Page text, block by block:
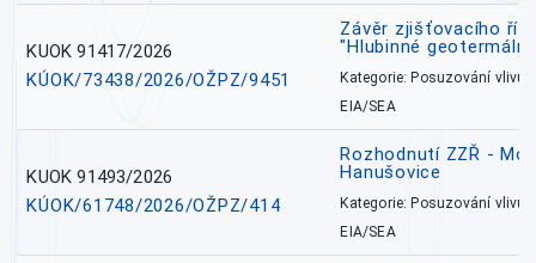
KUOK 91417/2026
KÚOK/73438/2026/OŽPZ/9451
Závěr zjišťovacího
"Hlubinné
Kategorie: Posuzování vlivů
EIA/SEA
KUOK 91493/2026
KÚOK/61748/2026/OŽPZ/414
Rozhodnutí ZZŘ -
Hanušovice
Kategorie: Posuzování vlivů
EIA/SEA